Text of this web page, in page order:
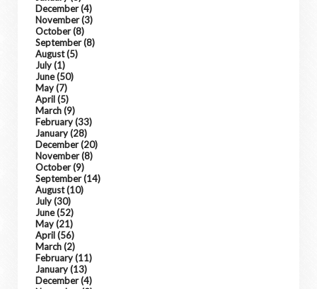
December(4)
November(3)
October(8)
September(8)
August(5)
July(1)
June(50)
May(7)
April(5)
March(9)
February(33)
January(28)
December(20)
November(8)
October(9)
September(14)
August(10)
July(30)
June(52)
May(21)
April(56)
March(2)
February(11)
January(13)
December(4)